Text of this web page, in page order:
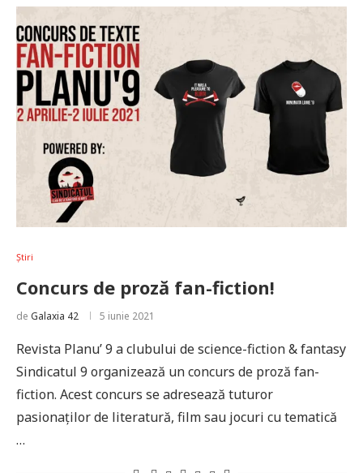
Știri
Concurs de proză fan-fiction!
de Galaxia 42 5 iunie 2021
Revista Planu’ 9 a clubului de science-fiction & fantasy
Sindicatul 9 organizează un concurs de proză fan-
fiction. Acest concurs se adresează tuturor
pasionaților de literatură, film sau jocuri cu tematică
…